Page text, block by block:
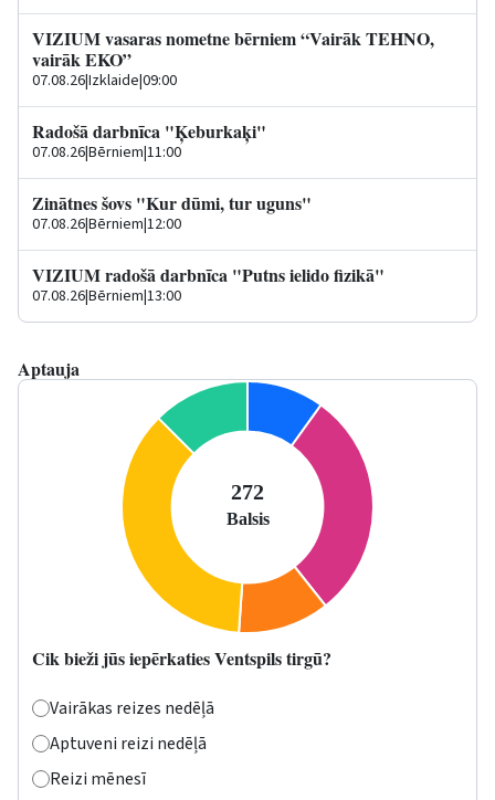
VIZIUM vasaras nometne bērniem “Vairāk TEHNO,
vairāk EKO”
07.08.26|Izklaide|09:00
Radošā darbnīca "Ķeburkaķi"
07.08.26|Bērniem|11:00
Zinātnes šovs "Kur dūmi, tur uguns"
07.08.26|Bērniem|12:00
VIZIUM radošā darbnīca "Putns ielido fizikā"
07.08.26|Bērniem|13:00
Aptauja
Cik bieži jūs iepērkaties Ventspils tirgū?
Vairākas reizes nedēļā
Aptuveni reizi nedēļā
Reizi mēnesī